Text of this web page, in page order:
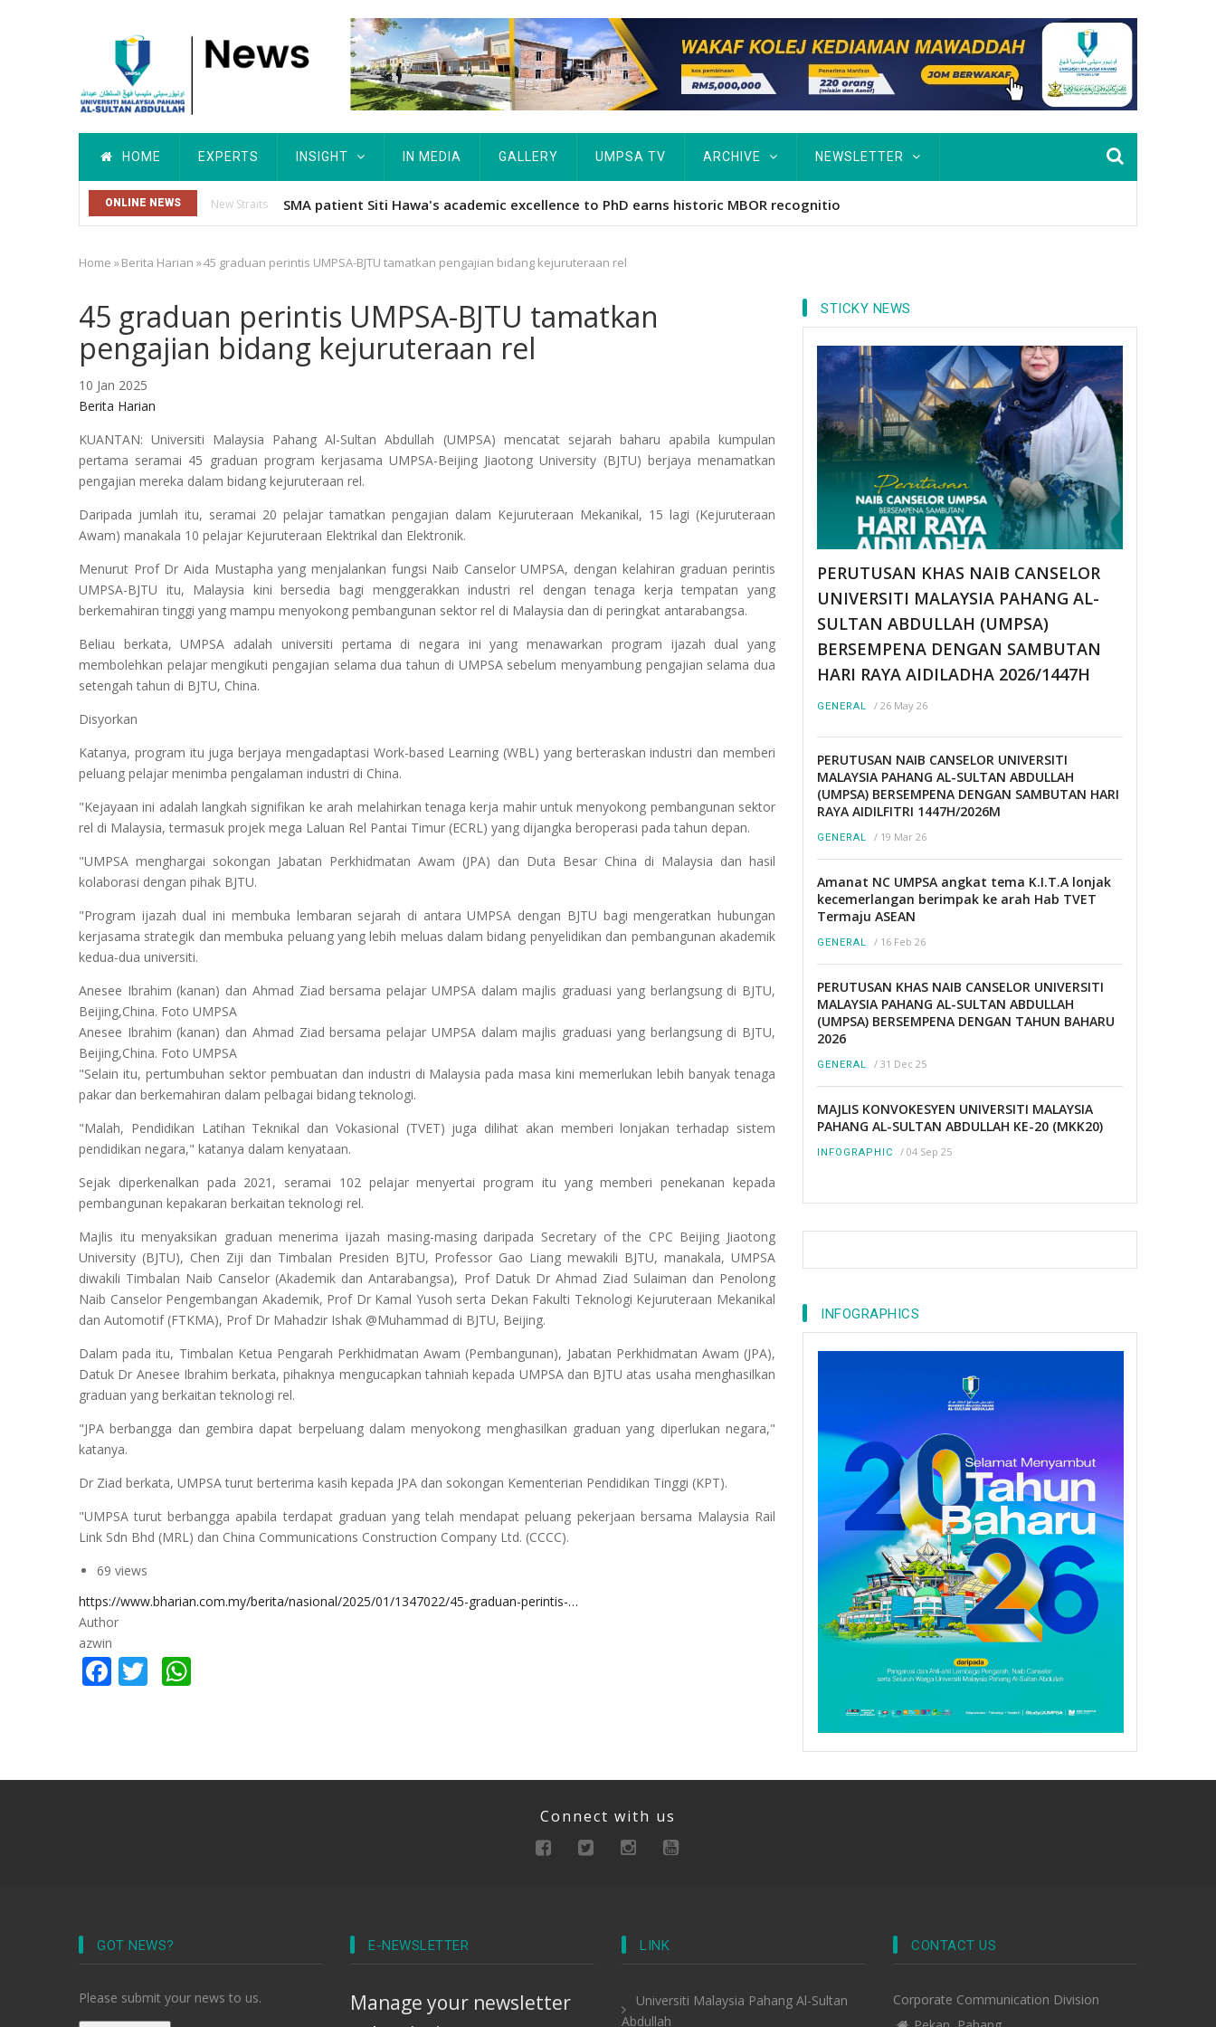
Main
navigation
HOME EXPERTS INSIGHT IN MEDIA GALLERY UMPSA TV ARCHIVE NEWSLETTER
ONLINE NEWS Others Dr. Siti Hawa Cipta Rekod MBOR, Pesakit SMA Pertama Tamat Pengajian Berterusan Hingga PhD
Breadcrumb
Home »Berita Harian »45 graduan perintis UMPSA-BJTU tamatkan pengajian bidang kejuruteraan rel
45 graduan perintis UMPSA-BJTU tamatkan
pengajian bidang kejuruteraan rel
10 Jan 2025
Berita Harian
KUANTAN: Universiti Malaysia Pahang Al-Sultan Abdullah (UMPSA) mencatat sejarah baharu apabila kumpulan
pertama seramai 45 graduan program kerjasama UMPSA-Beijing Jiaotong University (BJTU) berjaya menamatkan
pengajian mereka dalam bidang kejuruteraan rel.
Daripada jumlah itu, seramai 20 pelajar tamatkan pengajian dalam Kejuruteraan Mekanikal, 15 lagi (Kejuruteraan
Awam) manakala 10 pelajar Kejuruteraan Elektrikal dan Elektronik.
Menurut Prof Dr Aida Mustapha yang menjalankan fungsi Naib Canselor UMPSA, dengan kelahiran graduan perintis
UMPSA-BJTU itu, Malaysia kini bersedia bagi menggerakkan industri rel dengan tenaga kerja tempatan yang
berkemahiran tinggi yang mampu menyokong pembangunan sektor rel di Malaysia dan di peringkat antarabangsa.
Beliau berkata, UMPSA adalah universiti pertama di negara ini yang menawarkan program ijazah dual yang
membolehkan pelajar mengikuti pengajian selama dua tahun di UMPSA sebelum menyambung pengajian selama dua
setengah tahun di BJTU, China.
Disyorkan
Katanya, program itu juga berjaya mengadaptasi Work-based Learning (WBL) yang berteraskan industri dan memberi
peluang pelajar menimba pengalaman industri di China.
"Kejayaan ini adalah langkah signifikan ke arah melahirkan tenaga kerja mahir untuk menyokong pembangunan sektor
rel di Malaysia, termasuk projek mega Laluan Rel Pantai Timur (ECRL) yang dijangka beroperasi pada tahun depan.
"UMPSA menghargai sokongan Jabatan Perkhidmatan Awam (JPA) dan Duta Besar China di Malaysia dan hasil
kolaborasi dengan pihak BJTU.
"Program ijazah dual ini membuka lembaran sejarah di antara UMPSA dengan BJTU bagi mengeratkan hubungan
kerjasama strategik dan membuka peluang yang lebih meluas dalam bidang penyelidikan dan pembangunan akademik
kedua-dua universiti.
Anesee Ibrahim (kanan) dan Ahmad Ziad bersama pelajar UMPSA dalam majlis graduasi yang berlangsung di BJTU,
Beijing,China. Foto UMPSA
Anesee Ibrahim (kanan) dan Ahmad Ziad bersama pelajar UMPSA dalam majlis graduasi yang berlangsung di BJTU,
Beijing,China. Foto UMPSA
"Selain itu, pertumbuhan sektor pembuatan dan industri di Malaysia pada masa kini memerlukan lebih banyak tenaga
pakar dan berkemahiran dalam pelbagai bidang teknologi.
"Malah, Pendidikan Latihan Teknikal dan Vokasional (TVET) juga dilihat akan memberi lonjakan terhadap sistem
pendidikan negara," katanya dalam kenyataan.
Sejak diperkenalkan pada 2021, seramai 102 pelajar menyertai program itu yang memberi penekanan kepada
pembangunan kepakaran berkaitan teknologi rel.
Majlis itu menyaksikan graduan menerima ijazah masing-masing daripada Secretary of the CPC Beijing Jiaotong
University (BJTU), Chen Ziji dan Timbalan Presiden BJTU, Professor Gao Liang mewakili BJTU, manakala, UMPSA
diwakili Timbalan Naib Canselor (Akademik dan Antarabangsa), Prof Datuk Dr Ahmad Ziad Sulaiman dan Penolong
Naib Canselor Pengembangan Akademik, Prof Dr Kamal Yusoh serta Dekan Fakulti Teknologi Kejuruteraan Mekanikal
dan Automotif (FTKMA), Prof Dr Mahadzir Ishak @Muhammad di BJTU, Beijing.
Dalam pada itu, Timbalan Ketua Pengarah Perkhidmatan Awam (Pembangunan), Jabatan Perkhidmatan Awam (JPA),
Datuk Dr Anesee Ibrahim berkata, pihaknya mengucapkan tahniah kepada UMPSA dan BJTU atas usaha menghasilkan
graduan yang berkaitan teknologi rel.
"JPA berbangga dan gembira dapat berpeluang dalam menyokong menghasilkan graduan yang diperlukan negara,"
katanya.
Dr Ziad berkata, UMPSA turut berterima kasih kepada JPA dan sokongan Kementerian Pendidikan Tinggi (KPT).
"UMPSA turut berbangga apabila terdapat graduan yang telah mendapat peluang pekerjaan bersama Malaysia Rail
Link Sdn Bhd (MRL) dan China Communications Construction Company Ltd. (CCCC).
69 views
https://www.bharian.com.my/berita/nasional/2025/01/1347022/45-graduan-perintis-…
Author
azwin
Facebook
Twitter
STICKY NEWS
PERUTUSAN KHAS NAIB CANSELOR
UNIVERSITI MALAYSIA PAHANG AL-
SULTAN ABDULLAH (UMPSA)
BERSEMPENA DENGAN SAMBUTAN
HARI RAYA AIDILADHA 2026/1447H
GENERAL / 26 May 26
PERUTUSAN NAIB CANSELOR UNIVERSITI
MALAYSIA PAHANG AL-SULTAN ABDULLAH
(UMPSA) BERSEMPENA DENGAN SAMBUTAN HARI
RAYA AIDILFITRI 1447H/2026M
GENERAL / 19 Mar 26
Amanat NC UMPSA angkat tema K.I.T.A lonjak
kecemerlangan berimpak ke arah Hab TVET
Termaju ASEAN
GENERAL / 16 Feb 26
PERUTUSAN KHAS NAIB CANSELOR UNIVERSITI
MALAYSIA PAHANG AL-SULTAN ABDULLAH
(UMPSA) BERSEMPENA DENGAN TAHUN BAHARU
2026
GENERAL / 31 Dec 25
MAJLIS KONVOKESYEN UNIVERSITI MALAYSIA
PAHANG AL-SULTAN ABDULLAH KE-20 (MKK20)
INFOGRAPHIC / 04 Sep 25
INFOGRAPHICS
Connect with us
GOT NEWS?
Please submit your news to us.
E-NEWSLETTER
Manage your newsletter
LINK
Universiti Malaysia Pahang Al-Sultan
Abdullah
CONTACT US
Corporate Communication Division